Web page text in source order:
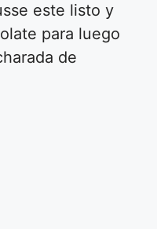
este listo y
para luego
de